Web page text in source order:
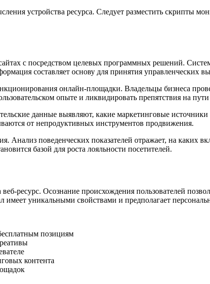
устройства ресурса. Следует разместить скрипты
с посредством целевых программных решений.
составляет основу для принятия управленческих
онлайн-площадки. Владельцы бизнеса
опыте и ликвидировать препятствия на
данные выявляют, какие маркетинговые
от непродуктивных инструментов продвижения.
Анализ поведенческих показателей отражает, на каких
базой для роста лояльности посетителей.
ресурс. Осознание происхождения пользователей
уникальными свойствами и предполагает
позициям
контента